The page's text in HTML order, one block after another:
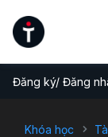
Đăng ký/ Đăng
Khóa học